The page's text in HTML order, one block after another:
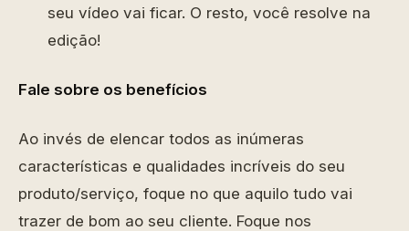
seu vídeo vai ficar. O resto, você resolve na
edição!
Fale sobre os benefícios
Ao invés de elencar todos as inúmeras
características e qualidades incríveis do seu
produto/serviço, foque no que aquilo tudo vai
trazer de bom ao seu cliente. Foque nos